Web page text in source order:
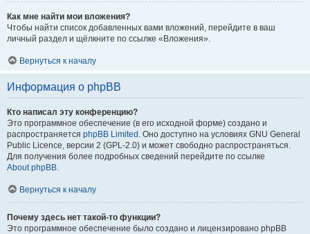
Как мне найти мои вложения?
Чтобы найти список добавленных вами вложений, перейдите в ваш
личный раздел и щёлкните по ссылке «Вложения».
Вернуться к началу
Информация о phpBB
Кто написал эту конференцию?
Это программное обеспечение (в его исходной форме) создано и
распространяется phpBB Limited . Оно доступно на условиях GNU General
Public Licence, версии 2 (GPL-2.0) и может свободно распространяться.
Для получения более подробных сведений перейдите по ссылке
About phpBB.
Вернуться к началу
Почему здесь нет такой-то функции?
Это программное обеспечение было создано и лицензировано phpBB